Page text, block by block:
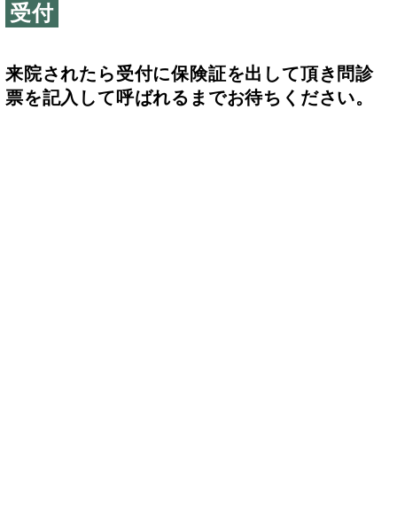
受付
来院されたら受付に保険証を出して頂き問診
票を記入して呼ばれるまでお待ちください。